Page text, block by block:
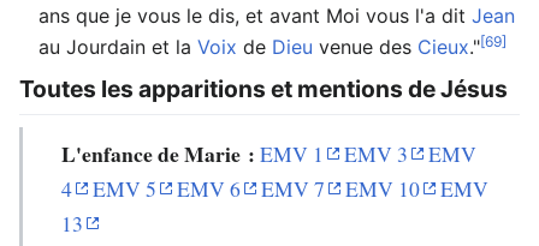
ans que je vous le dis, et avant Moi vous l'a dit Jean
au Jourdain et la Voix de Dieu venue des Cieux."[69]
Toutes les apparitions et mentions de Jésus
L'enfance de Marie : EMV 1 EMV 3
EMV
4
EMV 5 EMV 6 EMV 7 EMV 10
EMV
13